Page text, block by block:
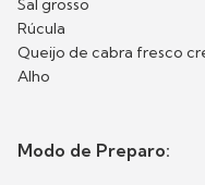
Sal grosso
Rúcula
Queijo de cabra fresco
Alho
Modo de Preparo: